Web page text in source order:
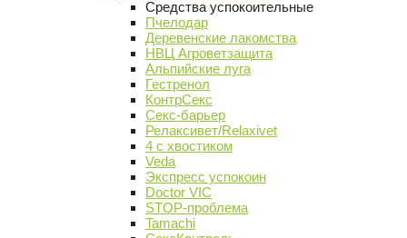
Средства успокоительные
Пчелодар
Деревенские лакомства
НВЦ Агроветзащита
Альпийские луга
Гестренол
КонтрСекс
Секс-барьер
Релаксивет/Relaxivet
4 с хвостиком
Veda
Экспресс успокоин
Doctor VIC
STOP-проблема
Tamachi